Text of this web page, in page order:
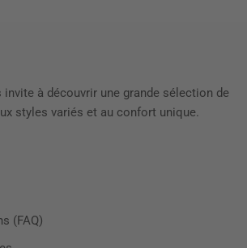
invite à découvrir une grande sélection de
styles variés et au confort unique.
(FAQ)